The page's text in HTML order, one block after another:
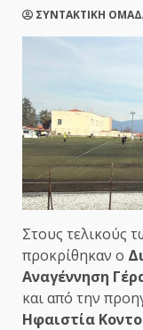
ΣΥΝΤΑΚΤΙΚΗ
Στους τελικούς
προκρίθηκαν ο
Αναγέννηση
και από την
Ηφαιστία